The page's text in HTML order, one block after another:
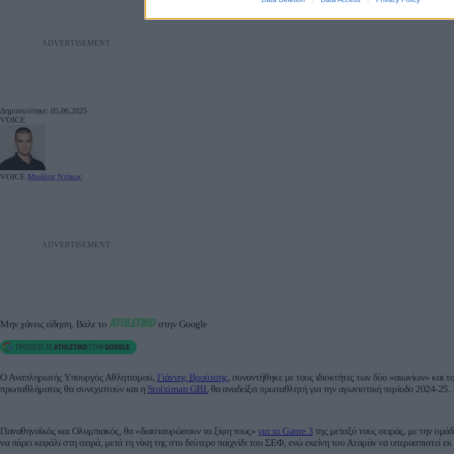
Δημοσιεύτηκε: 05.06.2025
VOICE
VOICE Μιχάλης Ντόκος
Μην χάνεις είδηση. Βάλε το στην Google
Ο Αναπληρωτής Υπουργός Αθλητισμού, Γιάννης Βρούτσης, συναντήθηκε με τους ιδιοκτήτες των δύο «αιωνίων» και
πρωταθλήματος θα συνεχιστούν και η Stoiximan GBLθα αναδείξει πρωταθλητή για την αγωνιστική περίοδο 2024-25.
Παναθηναϊκός και Ολυμπιακός, θα «διασταυρώσουν τα ξίφη τους» για το Game 3 της μεταξύ τους σειράς, με την
να πάρει κεφάλι στη σειρά, μετά τη νίκη της στο δεύτερο παιχνίδι του ΣΕΦ, ενώ εκείνη του Αταμάν να υπερασπιστεί